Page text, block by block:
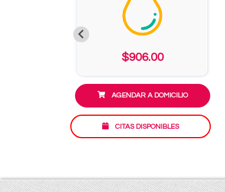
$906.00
AGENDAR A DOMICILIO
CITAS DISPONIBLES